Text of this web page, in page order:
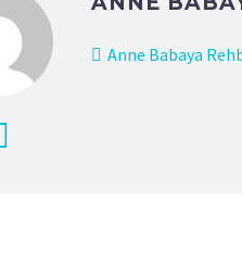
Anne Babaya